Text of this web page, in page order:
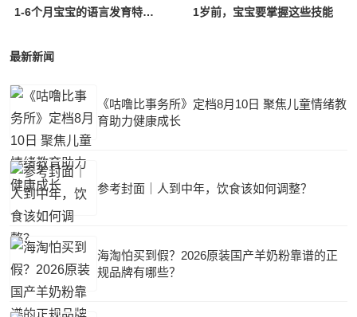
1-6个月宝宝的语言发育特点是什么？ 1岁前，宝宝要掌握这些技能
最新新闻
《咕噜比事务所》定档8月10日 聚焦儿童情绪教
育助力健康成长
参考封面｜人到中年，饮食该如何调整？
海淘怕买到假？2026原装国产羊奶粉靠谱的正
规品牌有哪些？